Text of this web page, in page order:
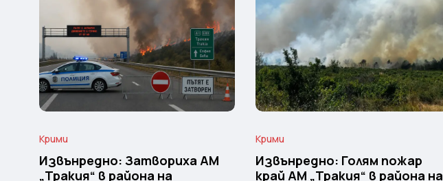
Крими
Извънредно: Затвориха АМ
„Тракия“ в района на
Крими
Извънредно: Голям пожар
край АМ „Тракия“ в района на